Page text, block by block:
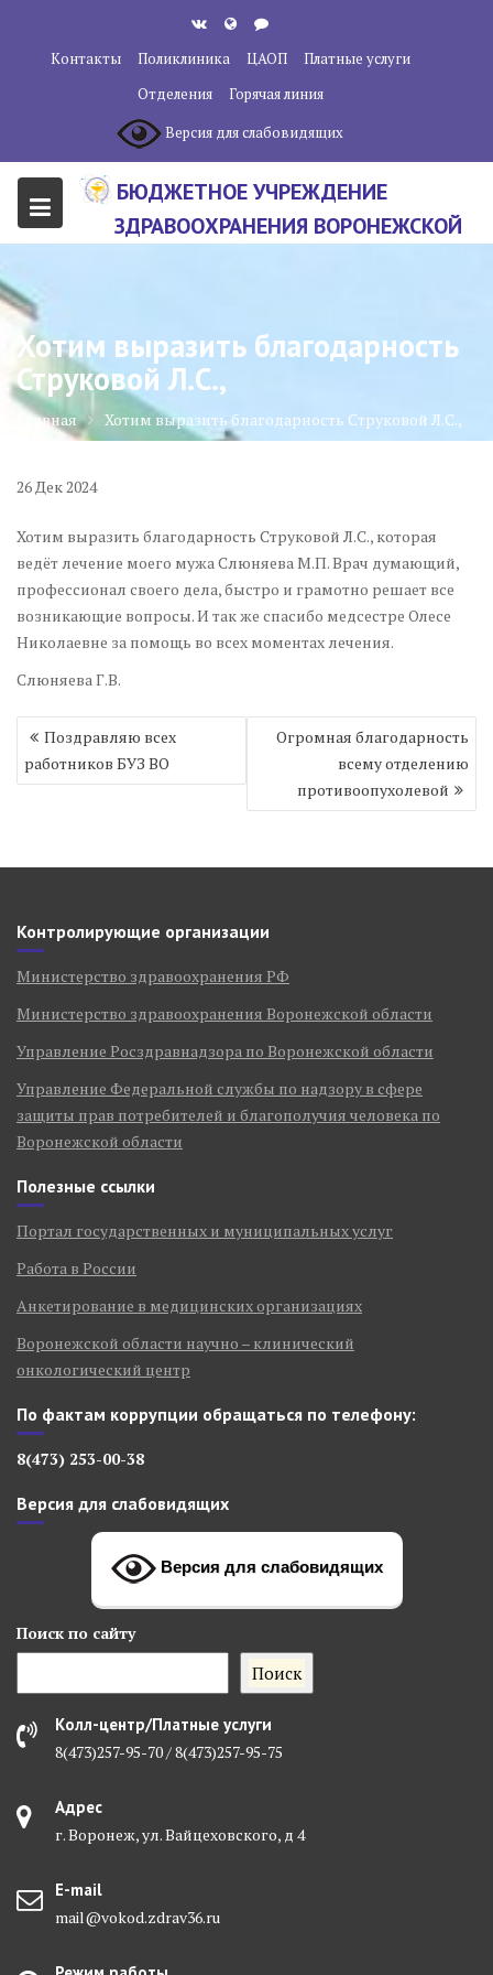
содержанию
Контакты Поликлиника ЦАОП
Платные услуги
Отделения
Горячая линия
Версия для слабовидящих
БЮДЖЕТНОЕ УЧРЕЖДЕНИЕ
ЗДРАВООХРАНЕНИЯ ВОРОНЕЖСКОЙ
КЛИНИЧЕСКИЙ ОНКОЛОГИЧЕСКИЙ
ЦЕНТР"
Хотим выразить благодарность
Струковой Л.С.,
Главная Хотим выразить благодарность Струковой Л.С.,
26Дек2024
Хотим выразить благодарность Струковой Л.С., которая
ведёт лечение моего мужа Слюняева М.П. Врач думающий,
профессионал своего дела, быстро и грамотно решает все
возникающие вопросы. И так же спасибо медсестре Олесе
Николаевне за помощь во всех моментах лечения.
Слюняева Г.В.
Навигация
по
записям
Поздравляю всех
работников БУЗ ВО
Огромная благодарность
всему отделению
противоопухолевой
Контролирующие организации
Министерство здравоохранения РФ
Министерство здравоохранения Воронежской области
Управление Росздравнадзора по Воронежской области
Управление Федеральной службы по надзору в сфере
защиты прав потребителей и благополучия человека по
Воронежской области
Полезные ссылки
Портал государственных и муниципальных услуг
Работа в России
Анкетирование в медицинских организациях
Воронежской области научно – клинический
онкологический центр
По фактам коррупции обращаться по телефону:
8(473) 253-00-38
Версия для слабовидящих
Версия для слабовидящих
Поиск по сайту
Поиск
Колл-центр/Платные услуги
8(473)257-95-70 / 8(473)257-95-75
Адрес
г. Воронеж, ул. Вайцеховского, д 4
E-mail
mail@vokod.zdrav36.ru